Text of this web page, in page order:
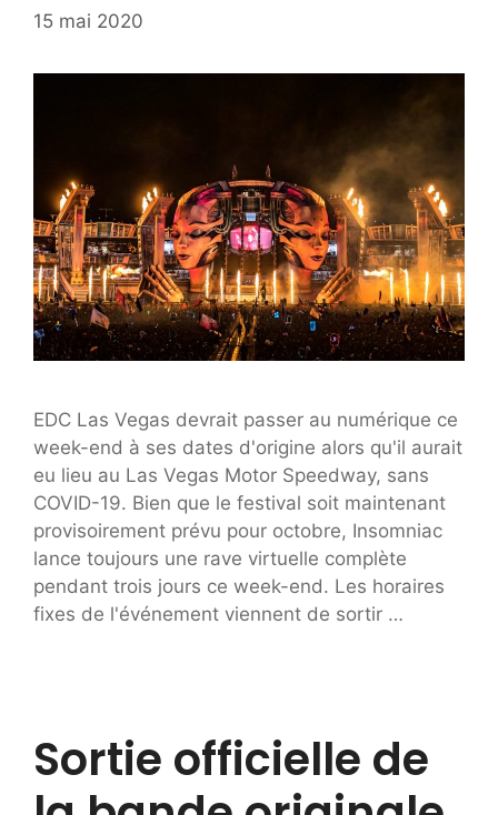
15 mai 2020
EDC Las Vegas devrait passer au numérique ce
week-end à ses dates d'origine alors qu'il aurait
eu lieu au Las Vegas Motor Speedway, sans
COVID-19. Bien que le festival soit maintenant
provisoirement prévu pour octobre, Insomniac
lance toujours une rave virtuelle complète
pendant trois jours ce week-end. Les horaires
fixes de l'événement viennent de sortir …
Sortie officielle de